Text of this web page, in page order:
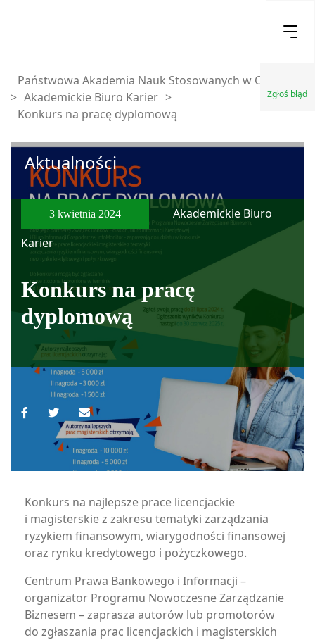
Zgłoś błąd
Państwowa Akademia Nauk Stosowanych w Chełmie
> Akademickie Biuro Karier >
Konkurs na pracę dyplomową
Aktualności
3 kwietnia 2024
Akademickie Biuro
Karier
Konkurs na pracę
dyplomową
Konkurs na najlepsze prace licencjackie
i magisterskie z zakresu tematyki zarządzania
ryzykiem finansowym, wiarygodności finansowej
oraz rynku kredytowego i pożyczkowego.
Centrum Prawa Bankowego i Informacji –
organizator Programu Nowoczesne Zarządzanie
Biznesem – zaprasza autorów lub promotorów
do zgłaszania prac licencjackich i magisterskich